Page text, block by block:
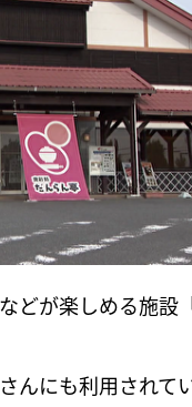
どが楽しめる施設
んにも利用されてい